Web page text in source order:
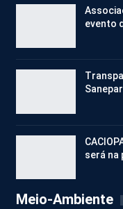
evento
será na
Meio-Ambiente